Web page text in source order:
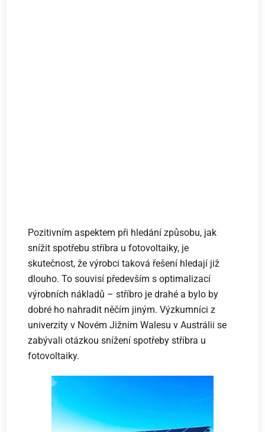
Pozitivním aspektem při hledání způsobu, jak
snížit spotřebu stříbra u fotovoltaiky, je
skutečnost, že výrobci taková řešení hledají již
dlouho. To souvisí především s optimalizací
výrobních nákladů – stříbro je drahé a bylo by
dobré ho nahradit něčím jiným. Výzkumníci z
univerzity v Novém Jižním Walesu v Austrálii se
zabývali otázkou snížení spotřeby stříbra u
fotovoltaiky.